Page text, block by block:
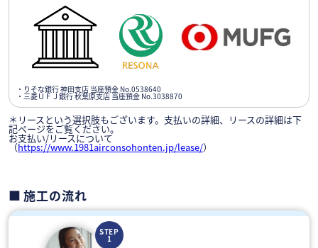
・りそな銀行 神田支店 当座預金 No.0538640
・三菱ＵＦＪ銀行 秋葉原支店 当座預金 No.3038870
＊リースという選択肢もございます。支払いの詳細、リースの詳細は下
記ページをご覧ください。
お支払い/リースについて
（https://www.1981airconsohonten.jp/lease/）
施工の流れ
STEP
1